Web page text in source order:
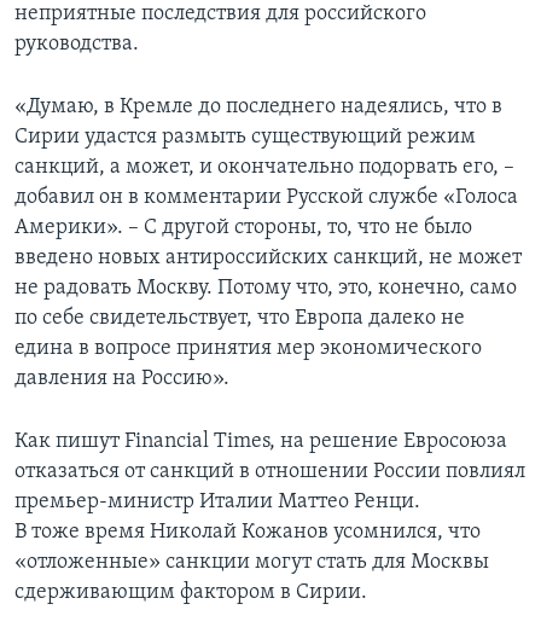
неприятные последствия для российского
руководства.
«Думаю, в Кремле до последнего надеялись, что в
Сирии удастся размыть существующий режим
санкций, а может, и окончательно подорвать его, –
добавил он в комментарии Русской службе «Голоса
Америки». – С другой стороны, то, что не было
введено новых антироссийских санкций, не может
не радовать Москву. Потому что, это, конечно, само
по себе свидетельствует, что Европа далеко не
едина в вопросе принятия мер экономического
давления на Россию».
Как пишут Financial Times, на решение Евросоюза
отказаться от санкций в отношении России повлиял
премьер-министр Италии Маттео Ренци.
В тоже время Николай Кожанов усомнился, что
«отложенные» санкции могут стать для Москвы
сдерживающим фактором в Сирии.